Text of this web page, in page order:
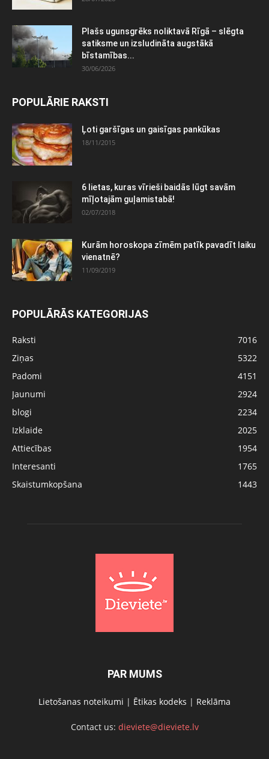
Plašs ugunsgrēks noliktavā Rīgā – slēgta
satiksme un izsludināta augstākā
bīstamības...
30/06/2026
POPULĀRIE RAKSTI
Ļoti garšīgas un gaisīgas pankūkas
18/11/2015
6 lietas, kuras vīrieši baidās lūgt savām
mīļotajām guļamistabā!
02/07/2018
Kurām horoskopa zīmēm patīk pavadīt laiku
vienatnē?
11/09/2019
POPULĀRĀS KATEGORIJAS
Raksti
7016
Ziņas
5322
Padomi
4151
Jaunumi
2924
blogi
2234
Izklaide
2025
Attiecības
1954
Interesanti
1765
Skaistumkopšana
1443
PAR MUMS
Lietošanas noteikumi | Ētikas kodeks | Reklāma
Contact us: dieviete@dieviete.lv